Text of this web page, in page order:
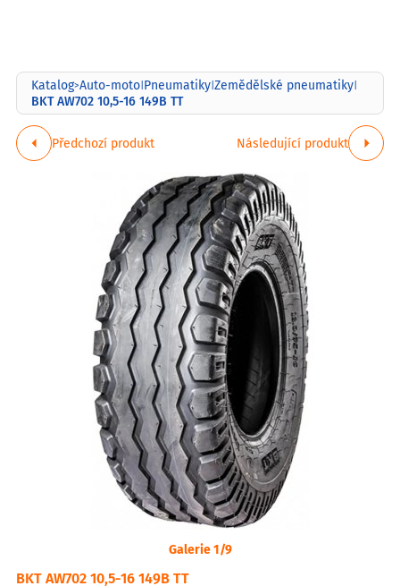
Katalog>Auto-moto|Pneumatiky|Zemědělské pneumatiky|
BKT AW702 10,5-16 149B TT
Předchozí produkt Následující produkt
Galerie 1/9
BKT AW702 10,5-16 149B TT